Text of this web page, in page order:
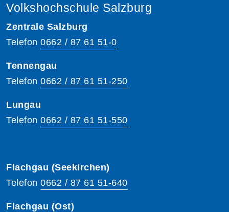
Volkshochschule Salzburg
Zentrale Salzburg
Telefon 0662 / 87 61 51-0
Tennengau
Telefon 0662 / 87 61 51-250
Lungau
Telefon 0662 / 87 61 51-550
Flachgau (Seekirchen)
Telefon 0662 / 87 61 51-640
Flachgau (Ost)